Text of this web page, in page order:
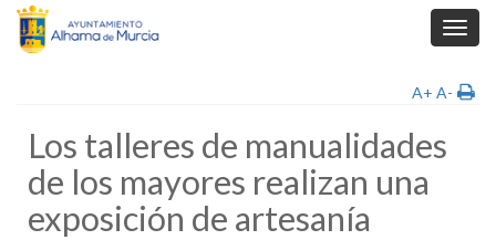
A+ A-
Los talleres de manualidades
de los mayores realizan una
exposición de artesanía